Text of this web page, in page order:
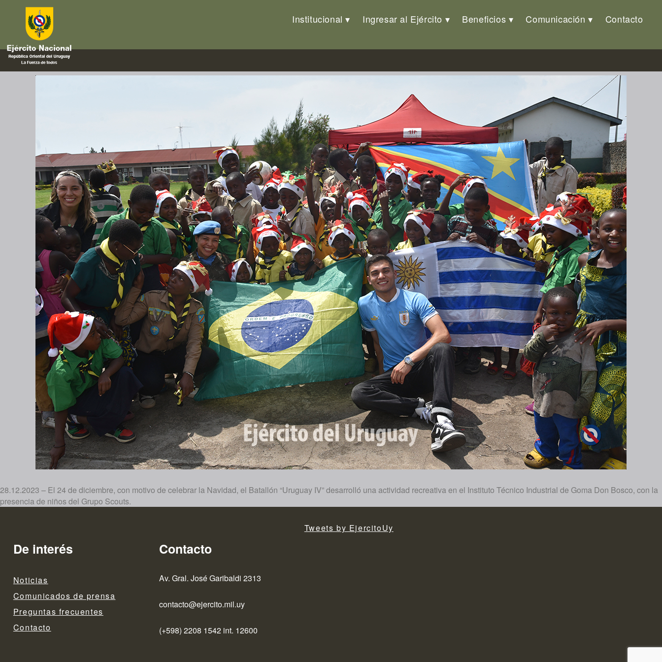
Institucional Ingresar al Ejército Beneficios Comunicación Contacto
golosinas
Navidad en la República Democrática del Congo
28.12.2023 – El 24 de diciembre, con motivo de celebrar la Navidad, el Batallón “Uruguay IV” desarrolló una actividad recreativa en el Instituto Técnico Industrial de Goma Don Bosco, con la
presencia de niños del Grupo Scouts.
De interés
Noticias
Comunicados de prensa
Preguntas frecuentes
Contacto
Contacto
Av. Gral. José Garibaldi 2313
contacto@ejercito.mil.uy
(+598) 2208 1542 int. 12600
Tweets by EjercitoUy